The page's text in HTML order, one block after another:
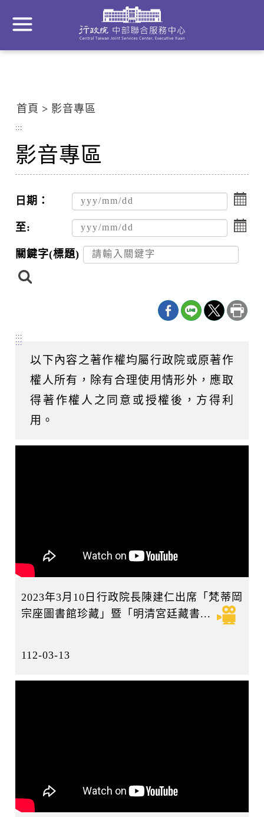
主
Center
block
首頁 影音專區
:::
影音專區
日期：
擊
選
擇
日
期
至:
點
擊
選
擇
日
關鍵字(標題)
搜
尋
:::
:::
以下內容之著作權均屬行政院或原著作
權人所有，除有合理使用情形外，應取
得著作權人之同意或授權後，方得利
用。
2023年3月10日行政院長陳建仁出席「梵蒂岡
宗座圖書館珍藏」暨「明清宮廷藏書...
112-03-13